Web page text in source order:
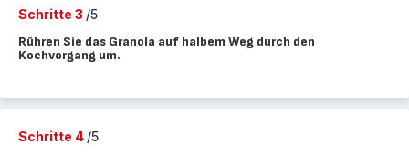
Schritte 3 /5
Rühren Sie das Granola auf halbem Weg durch den
Kochvorgang um.
Schritte 4 /5